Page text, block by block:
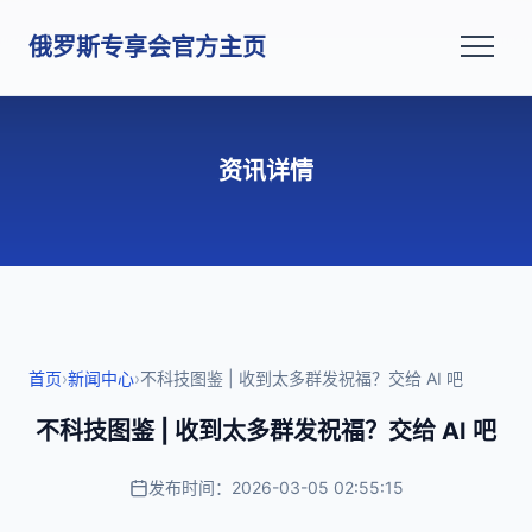
俄罗斯专享会官方主页
资讯详情
首页›新闻中心›不科技图鉴 | 收到太多群发祝福？交给 AI 吧
不科技图鉴 | 收到太多群发祝福？交给 AI 吧
发布时间：2026-03-05 02:55:15